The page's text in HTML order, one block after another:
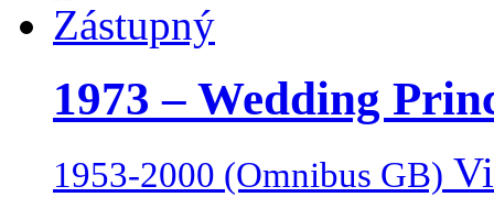
1973 – Wedding
1953-2000 (Omnibus GB)